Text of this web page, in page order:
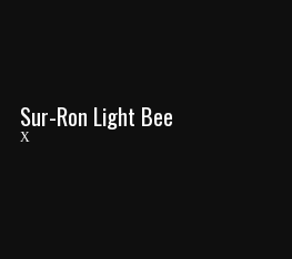
Sur-Ron Light Bee
X